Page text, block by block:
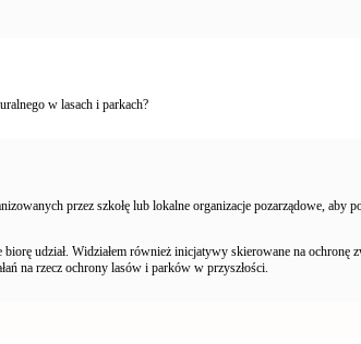
w lasach i parkach?
przez szkołę lub lokalne organizacje pozarządowe, aby
udział. Widziałem również inicjatywy skierowane na ochronę
na rzecz ochrony lasów i parków w przyszłości.